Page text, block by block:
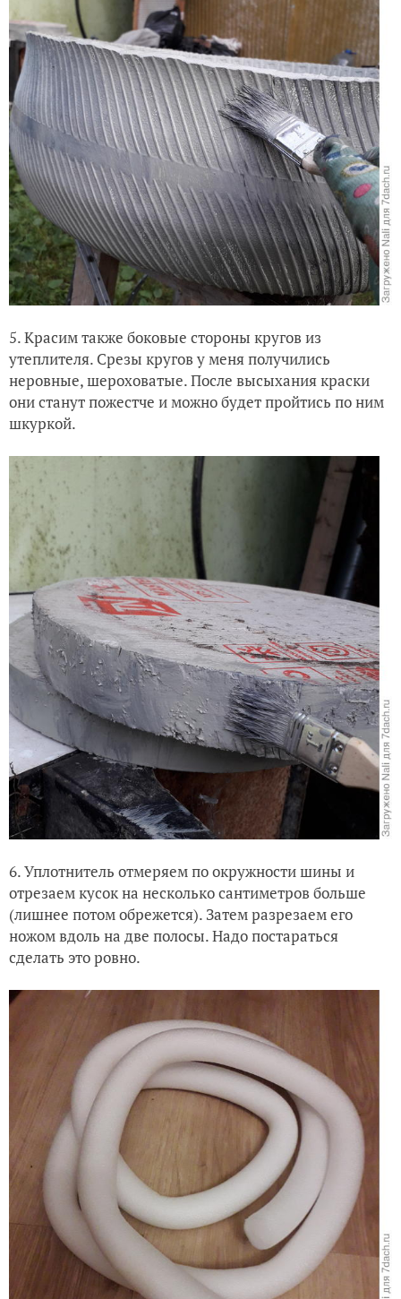
5. Красим также боковые стороны кругов из
утеплителя. Срезы кругов у меня получились
неровные, шероховатые. После высыхания краски
они станут пожестче и можно будет пройтись по ним
шкуркой.
6. Уплотнитель отмеряем по окружности шины и
отрезаем кусок на несколько сантиметров больше
(лишнее потом обрежется). Затем разрезаем его
ножом вдоль на две полосы. Надо постараться
сделать это ровно.